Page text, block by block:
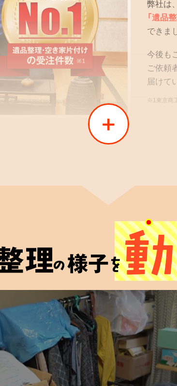
弊社は、
「遺品
できま
今後も
ご依頼
届けて
※1東京商
資格です。
ており、
理を
。
ご
理の様子を